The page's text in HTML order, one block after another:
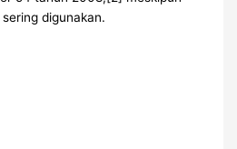
digunakan.